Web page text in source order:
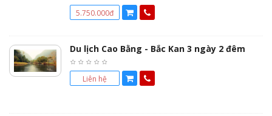
5.750.000đ
Du lịch Cao Bằng - Bắc Kan 3 ngày 2 đêm
Liên hệ